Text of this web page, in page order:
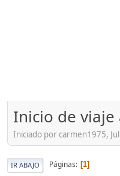
Inicio de viaje
Iniciado por carmen1975,
IR ABAJO Páginas 1